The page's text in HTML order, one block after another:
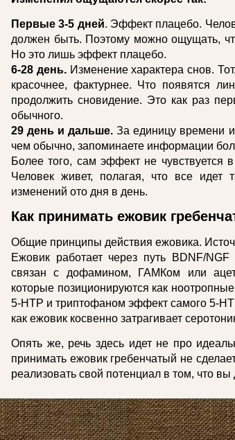
Первые 3-5 дней. Эффект плацебо.
должен быть. Поэтому можно ощущать,
Но это лишь эффект плацебо.
6-28 день.Изменение характера снов.
красочнее, фактурнее. Что появятся
продолжить сновидение. Это как раз
обычного.
29 день и дальше. За единицу времени
чем обычно, запоминаете информации
Более того, сам эффект не чувствуется
Человек живет, полагая, что все
изменений ото дня в день.
Как принимать ежовик
Общие принципы действия ежовика.
Ежовик работает через путь BDNF/
связан с дофамином, ГАМКом или
которые позиционируются как
5-НТР и триптофаном эффект самого 5-
как ежовик косвенно затрагивает
Опять же, речь здесь идет не про
принимать ежовик гребенчатый не
реализовать свой потенциал в том, что вы